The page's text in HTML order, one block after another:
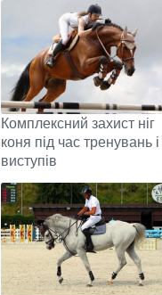
Комплексний захист ніг
коня під час тренувань і
виступів